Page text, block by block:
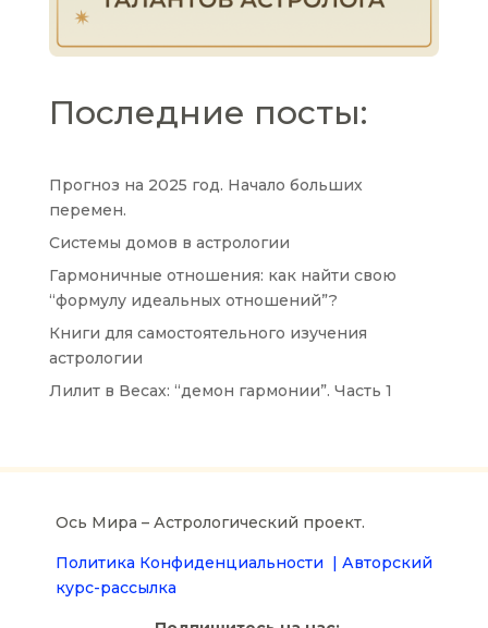
Последние посты:
Прогноз на 2025 год. Начало больших
перемен.
Системы домов в астрологии
Гармоничные отношения: как найти свою
“формулу идеальных отношений”?
Книги для самостоятельного изучения
астрологии
Лилит в Весах: “демон гармонии”. Часть 1
Ось Мира – Астрологический проект.
Политика Конфиденциальности | Авторский
курс-рассылка